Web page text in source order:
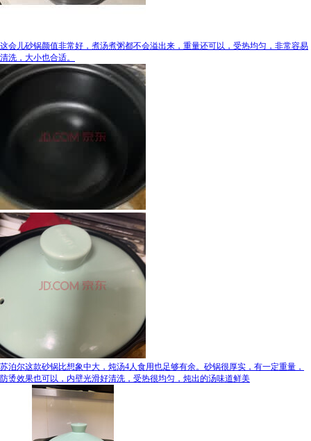
这会儿砂锅颜值非常好，煮汤煮粥都不会溢出来，重量还可以，受热均匀，非常容易
清洗，大小也合适。
苏泊尔这款砂锅比想象中大，炖汤4人食用也足够有余。砂锅很厚实，有一定重量，
防烫效果也可以，内壁光滑好清洗，受热很均匀，炖出的汤味道鲜美